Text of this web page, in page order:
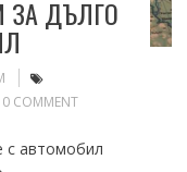
ЗА ДЪЛГО
0 COMMENT
с автомобил